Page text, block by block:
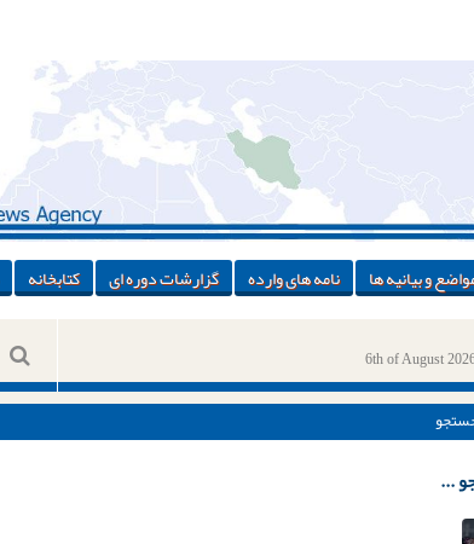
و بیانیه ها نامه های وارده گزارشات دوره ای کتابخانه
6th of August
...